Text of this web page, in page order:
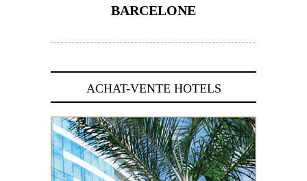
BARCELONE
ACHAT-VENTE HOTELS